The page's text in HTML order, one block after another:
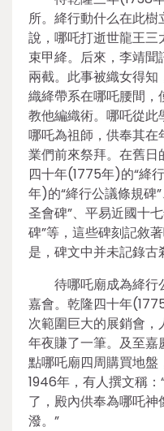
所。絳行動什么在此
說，哪吒打逝世龍王三
束甲絳。后來，李靖
兩截。此事被織女得
織絳帶系在哪吒腰間，
教他編織術。哪吒從
哪吒為祖師，供奉其
業們前來祭拜。在舊
四十年(1775年)的“絳
年)的“絳行公議條規碑
圣會碑”、平易近國十
碑”等，這些碑刻記敘
是，碑文中并未記錄古
待哪吒廟成為絳行
嘉會。乾隆四十年
次範圍巨大的展銷會
年夜賺了一筆。及至
點哪吒廟四周購買地
1946年，有人撰文稱
了，殿內供奉為哪吒
潑。”